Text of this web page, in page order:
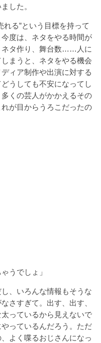
した。
る”という目標を持って
度は、ネタをやる時間が
ネタ作り、舞台数……人に
まうと、ネタをやる機会
ィア制作や出演に対する
うしても不安になってし
くの芸人がかかえるその
が目からうろこだったの
うでしょ」
、いろんな情報もそうな
さすぎて。出す、出す、
っているから見えないで
っているんだろう。ただ
よく喋るおじさんになっ